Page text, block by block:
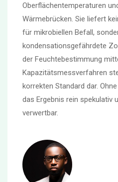
Oberflächentemperaturen
Wärmebrücken. Sie liefert
für mikrobiellen Befall,
kondensationsgefährdete
der Feuchtebestimmung
Kapazitätsmessverfahren
korrekten Standard dar.
das Ergebnis rein spekulativ
verwertbar.